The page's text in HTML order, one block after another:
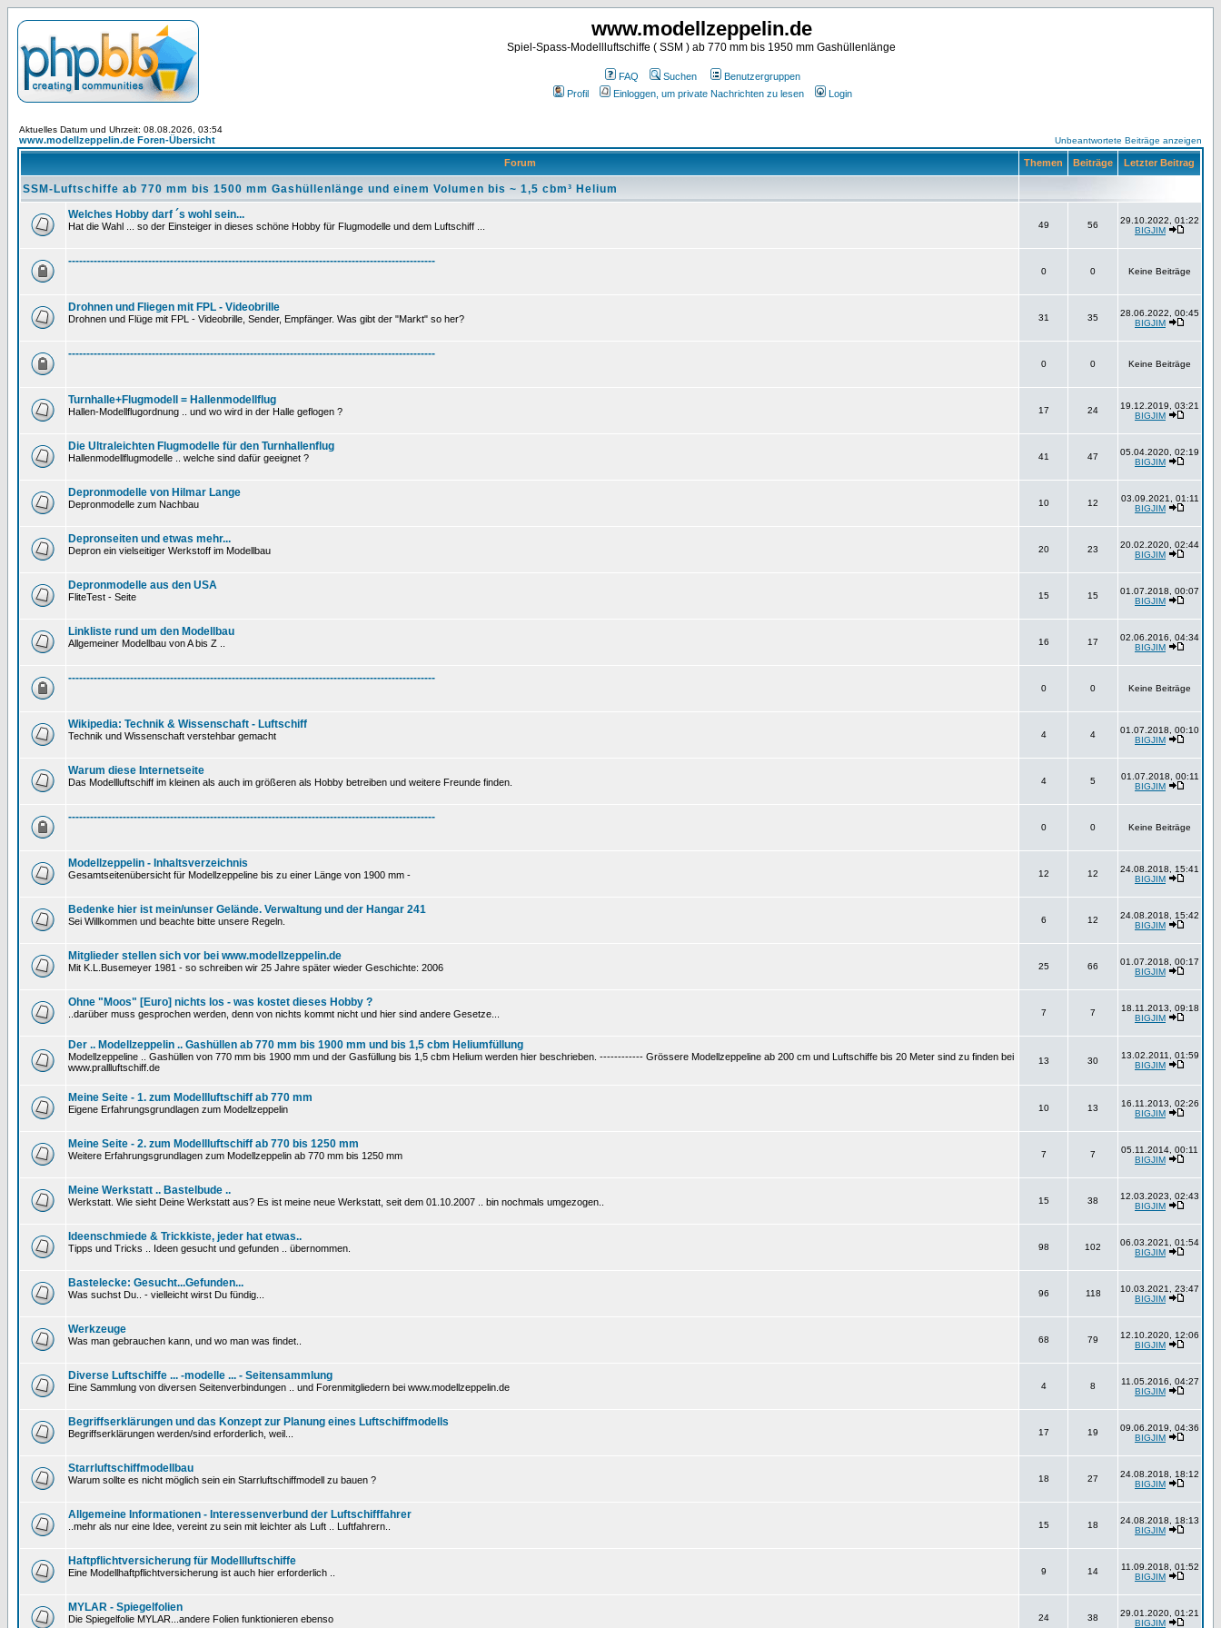
www.modellzeppelin.de
Spiel-Spass-Modellluftschiffe ( SSM ) ab 770 mm bis 1950 mm Gashüllenlänge
FAQ Suchen
Benutzergruppen
Profil
Einloggen, um private Nachrichten zu lesen Login
Aktuelles Datum und Uhrzeit: 08.08.2026, 03:54
www.modellzeppelin.de Foren-Übersicht Unbeantwortete Beiträge anzeigen
Forum Themen Beiträge Letzter Beitrag
SSM-Luftschiffe ab 770 mm bis 1500 mm Gashüllenlänge und einem Volumen bis ~ 1,5 cbm³ Helium
Welches Hobby darf ´s wohl sein...
Hat die Wahl ... so der Einsteiger in dieses schöne Hobby für Flugmodelle und dem Luftschiff ... 49 56
29.10.2022, 01:22
BIGJIM
-----------------------------------------------------------------------------------------------------
0 0 Keine Beiträge
Drohnen und Fliegen mit FPL - Videobrille
Drohnen und Flüge mit FPL - Videobrille, Sender, Empfänger. Was gibt der "Markt" so her? 31 35
28.06.2022, 00:45
BIGJIM
-----------------------------------------------------------------------------------------------------
0 0 Keine Beiträge
Turnhalle+Flugmodell = Hallenmodellflug
Hallen-Modellflugordnung .. und wo wird in der Halle geflogen ? 17 24
19.12.2019, 03:21
BIGJIM
Die Ultraleichten Flugmodelle für den Turnhallenflug
Hallenmodellflugmodelle .. welche sind dafür geeignet ? 41 47
05.04.2020, 02:19
BIGJIM
Depronmodelle von Hilmar Lange
Depronmodelle zum Nachbau 10 12
03.09.2021, 01:11
BIGJIM
Depronseiten und etwas mehr...
Depron ein vielseitiger Werkstoff im Modellbau 20 23
20.02.2020, 02:44
BIGJIM
Depronmodelle aus den USA
FliteTest - Seite 15 15
01.07.2018, 00:07
BIGJIM
Linkliste rund um den Modellbau
Allgemeiner Modellbau von A bis Z .. 16 17
02.06.2016, 04:34
BIGJIM
-----------------------------------------------------------------------------------------------------
0 0 Keine Beiträge
Wikipedia: Technik & Wissenschaft - Luftschiff
Technik und Wissenschaft verstehbar gemacht 4 4
01.07.2018, 00:10
BIGJIM
Warum diese Internetseite
Das Modellluftschiff im kleinen als auch im größeren als Hobby betreiben und weitere Freunde finden. 4 5
01.07.2018, 00:11
BIGJIM
-----------------------------------------------------------------------------------------------------
0 0 Keine Beiträge
Modellzeppelin - Inhaltsverzeichnis
Gesamtseitenübersicht für Modellzeppeline bis zu einer Länge von 1900 mm - 12 12
24.08.2018, 15:41
BIGJIM
Bedenke hier ist mein/unser Gelände. Verwaltung und der Hangar 241
Sei Willkommen und beachte bitte unsere Regeln. 6 12
24.08.2018, 15:42
BIGJIM
Mitglieder stellen sich vor bei www.modellzeppelin.de
Mit K.L.Busemeyer 1981 - so schreiben wir 25 Jahre später wieder Geschichte: 2006 25 66
01.07.2018, 00:17
BIGJIM
Ohne "Moos" [Euro] nichts los - was kostet dieses Hobby ?
..darüber muss gesprochen werden, denn von nichts kommt nicht und hier sind andere Gesetze... 7 7
18.11.2013, 09:18
BIGJIM
Der .. Modellzeppelin .. Gashüllen ab 770 mm bis 1900 mm und bis 1,5 cbm Heliumfüllung
Modellzeppeline .. Gashüllen von 770 mm bis 1900 mm und der Gasfüllung bis 1,5 cbm Helium werden hier beschrieben. ------------ Grössere Modellzeppeline ab 200 cm und Luftschiffe bis 20 Meter sind zu finden bei
www.prallluftschiff.de
13 30
13.02.2011, 01:59
BIGJIM
Meine Seite - 1. zum Modellluftschiff ab 770 mm
Eigene Erfahrungsgrundlagen zum Modellzeppelin 10 13
16.11.2013, 02:26
BIGJIM
Meine Seite - 2. zum Modellluftschiff ab 770 bis 1250 mm
Weitere Erfahrungsgrundlagen zum Modellzeppelin ab 770 mm bis 1250 mm 7 7
05.11.2014, 00:11
BIGJIM
Meine Werkstatt .. Bastelbude ..
Werkstatt. Wie sieht Deine Werkstatt aus? Es ist meine neue Werkstatt, seit dem 01.10.2007 .. bin nochmals umgezogen.. 15 38
12.03.2023, 02:43
BIGJIM
Ideenschmiede & Trickkiste, jeder hat etwas..
Tipps und Tricks .. Ideen gesucht und gefunden .. übernommen. 98 102
06.03.2021, 01:54
BIGJIM
Bastelecke: Gesucht...Gefunden...
Was suchst Du.. - vielleicht wirst Du fündig... 96 118
10.03.2021, 23:47
BIGJIM
Werkzeuge
Was man gebrauchen kann, und wo man was findet.. 68 79
12.10.2020, 12:06
BIGJIM
Diverse Luftschiffe ... -modelle ... - Seitensammlung
Eine Sammlung von diversen Seitenverbindungen .. und Forenmitgliedern bei www.modellzeppelin.de 4 8
11.05.2016, 04:27
BIGJIM
Begriffserklärungen und das Konzept zur Planung eines Luftschiffmodells
Begriffserklärungen werden/sind erforderlich, weil... 17 19
09.06.2019, 04:36
BIGJIM
Starrluftschiffmodellbau
Warum sollte es nicht möglich sein ein Starrluftschiffmodell zu bauen ? 18 27
24.08.2018, 18:12
BIGJIM
Allgemeine Informationen - Interessenverbund der Luftschifffahrer
..mehr als nur eine Idee, vereint zu sein mit leichter als Luft .. Luftfahrern.. 15 18
24.08.2018, 18:13
BIGJIM
Haftpflichtversicherung für Modellluftschiffe
Eine Modellhaftpflichtversicherung ist auch hier erforderlich .. 9 14
11.09.2018, 01:52
BIGJIM
MYLAR - Spiegelfolien
Die Spiegelfolie MYLAR...andere Folien funktionieren ebenso 24 38
29.01.2020, 01:21
BIGJIM